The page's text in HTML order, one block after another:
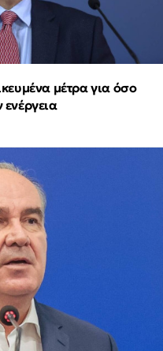
μέτρα για όσο
ενέργεια